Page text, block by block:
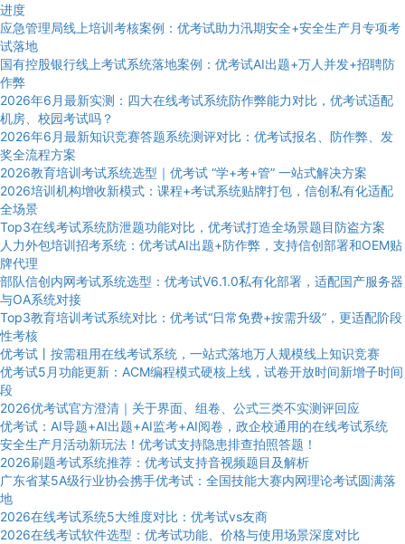
进度
应急管理局线上培训考核案例：优考试助力汛期安全+安全生产月专项考
试落地
国有控股银行线上考试系统落地案例：优考试AI出题+万人并发+招聘防
作弊
2026年6月最新实测：四大在线考试系统防作弊能力对比，优考试适配
机房、校园考试吗？
2026年6月最新知识竞赛答题系统测评对比：优考试报名、防作弊、发
奖全流程方案
2026教育培训考试系统选型｜优考试 “学+考+管” 一站式解决方案
2026培训机构增收新模式：课程+考试系统贴牌打包，信创私有化适配
全场景
Top3在线考试系统防泄题功能对比，优考试打造全场景题目防盗方案
人力外包培训招考系统：优考试AI出题+防作弊，支持信创部署和OEM贴
牌代理
部队信创内网考试系统选型：优考试V6.1.0私有化部署，适配国产服务器
与OA系统对接
Top3教育培训考试系统对比：优考试“日常免费+按需升级”，更适配阶段
性考核
优考试丨按需租用在线考试系统，一站式落地万人规模线上知识竞赛
优考试5月功能更新：ACM编程模式硬核上线，试卷开放时间新增子时间
段
2026优考试官方澄清｜关于界面、组卷、公式三类不实测评回应
优考试：AI导题+AI出题+AI监考+AI阅卷，政企校通用的在线考试系统
安全生产月活动新玩法！优考试支持隐患排查拍照答题！
2026刷题考试系统推荐：优考试支持音视频题目及解析
广东省某5A级行业协会携手优考试：全国技能大赛内网理论考试圆满落
地
2026在线考试系统5大维度对比：优考试vs友商
2026在线考试软件选型：优考试功能、价格与使用场景深度对比